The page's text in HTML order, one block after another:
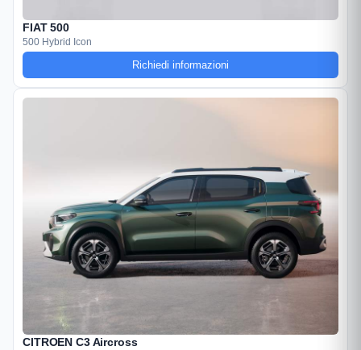
FIAT 500
500 Hybrid Icon
Richiedi informazioni
CITROEN C3 Aircross